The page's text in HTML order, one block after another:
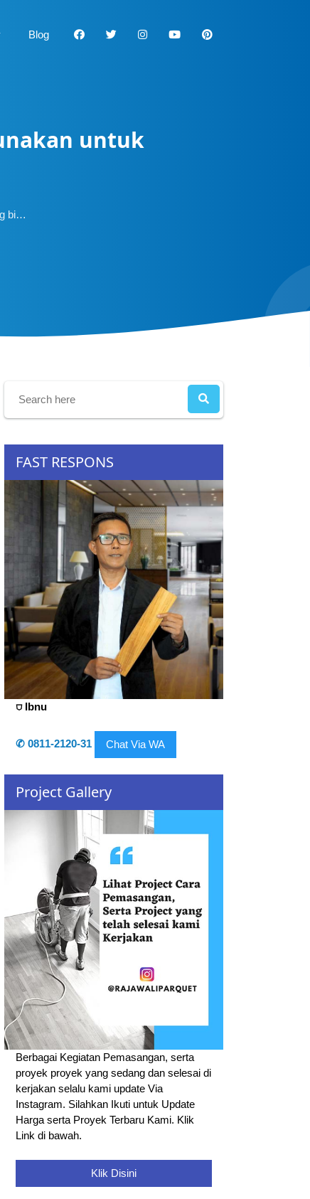
Blog
untuk
bi…
FAST RESPONS
⛉ Ibnu
✆ 0811-2120-31 Chat Via WA
Project Gallery
Berbagai Kegiatan Pemasangan, serta
proyek proyek yang sedang dan selesai di
kerjakan selalu kami update Via
Instagram. Silahkan Ikuti untuk Update
Harga serta Proyek Terbaru Kami. Klik
Link di bawah.
Klik Disini